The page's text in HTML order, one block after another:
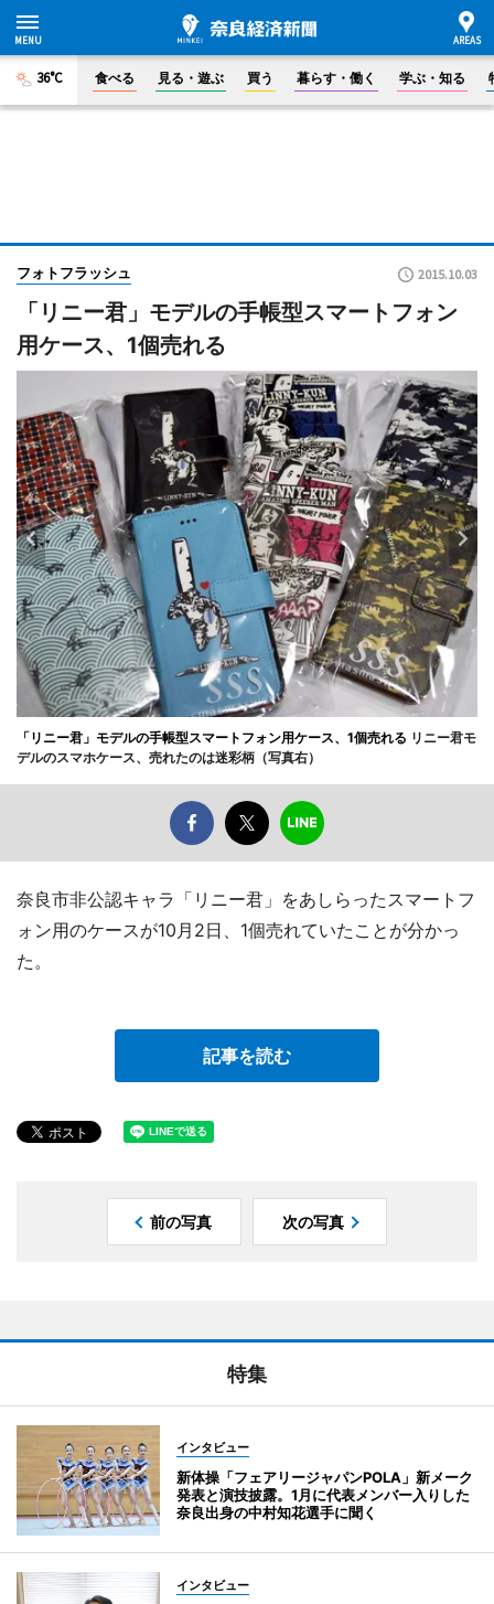
36°C 食べる 見る・遊ぶ 買う 暮らす・働く 学ぶ・知る
フォトフラッシュ 2015.10.03
「リニー君」モデルの手帳型スマートフォン
用ケース、1個売れる
「リニー君」モデルの手帳型スマートフォン用ケース、1個売れる リニー君モ
デルのスマホケース、売れたのは迷彩柄（写真右）
奈良市非公認キャラ「リニー君」をあしらったスマートフ
ォン用のケースが10月2日、1個売れていたことが分かっ
た。
記事を読む
前の写真 次の写真
特集
インタビュー
新体操「フェアリージャパンPOLA」新メーク
発表と演技披露。1月に代表メンバー入りした
奈良出身の中村知花選手に聞く
インタビュー